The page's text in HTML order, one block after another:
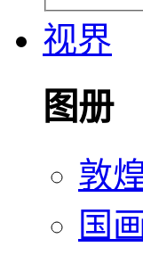
视界
图册
敦
国